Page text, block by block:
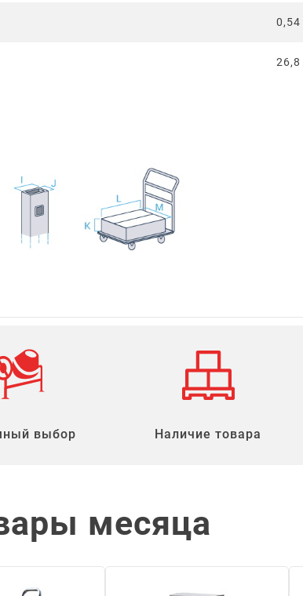
0,54
26,8
выбор Наличие товара
месяца